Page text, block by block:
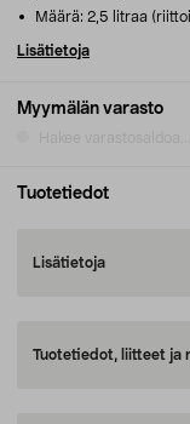
Myymälän varasto
Määrä: 2,5 litraa
Lisätietoja
Tuotetiedot
Lisätietoja
Tuotetiedot, liitteet ja